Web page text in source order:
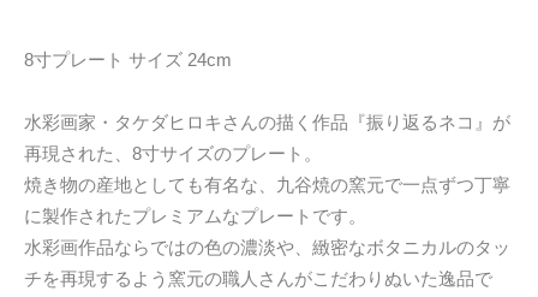
8寸プレート サイズ 24cm
水彩画家・タケダヒロキさんの描く作品『振り返るネコ』が
再現された、8寸サイズのプレート。
焼き物の産地としても有名な、九谷焼の窯元で一点ずつ丁寧
に製作されたプレミアムなプレートです。
水彩画作品ならではの色の濃淡や、緻密なボタニカルのタッ
チを再現するよう窯元の職人さんがこだわりぬいた逸品で